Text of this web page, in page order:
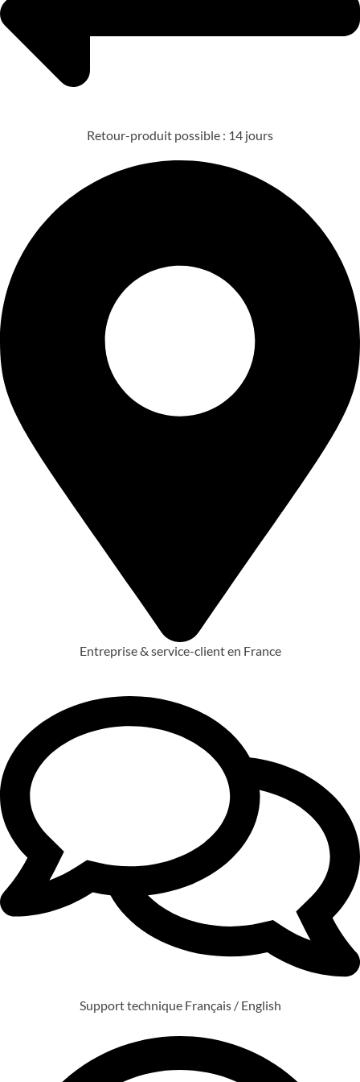
Retour-produit possible : 14 jours
Entreprise & service-client en France
Support technique Français / English